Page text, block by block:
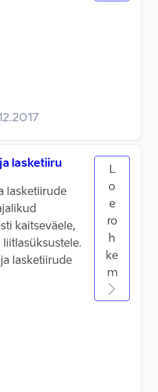
lasketiiru
lasketiirude
kaitseväele,
liitlasüksustele.
ja lasketiirude
L
o
e
ro
h
ke
m